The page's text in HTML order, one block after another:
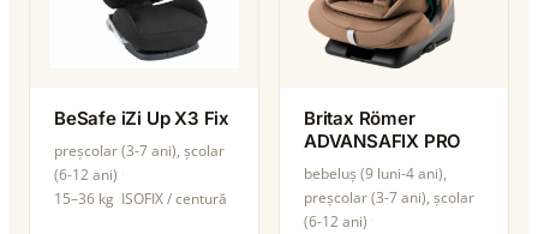
BeSafe iZi Up X3 Fix
preșcolar (3-7 ani), școlar
(6-12 ani)
15–36 kg ISOFIX / centură
Britax Römer
ADVANSAFIX PRO
bebeluș (9 luni-4 ani),
preșcolar (3-7 ani), școlar
(6-12 ani)